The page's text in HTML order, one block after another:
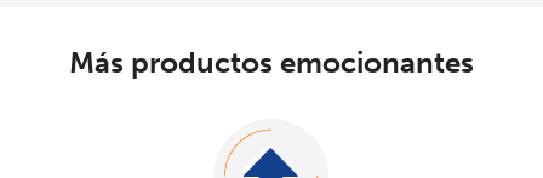
Más productos emocionantes